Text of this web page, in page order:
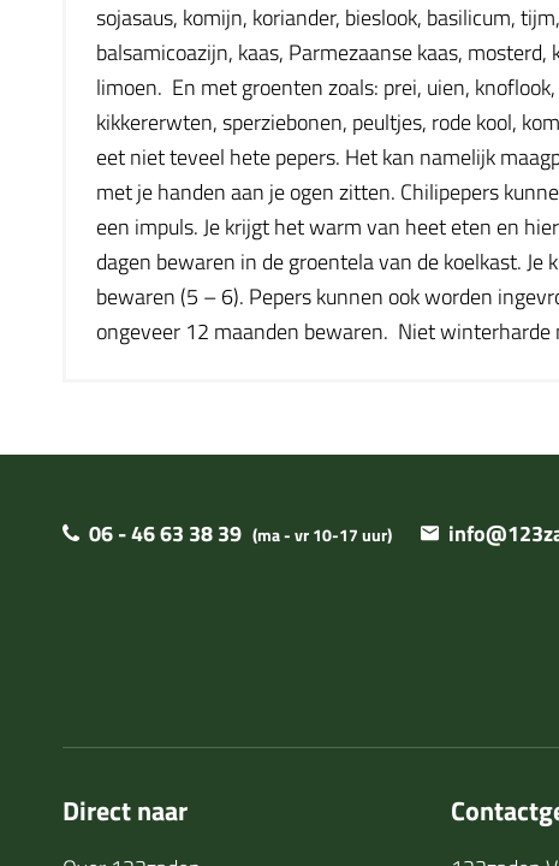
sojasaus, komijn, koriander, bieslook, basilicum,
balsamicoazijn, kaas, Parmezaanse kaas,
limoen. En met groenten zoals: prei, uien,
kikkererwten, sperziebonen, peultjes, rode kool,
eet niet teveel hete pepers. Het kan namelijk
met je handen aan je ogen zitten. Chilipepers
een impuls. Je krijgt het warm van heet eten en
dagen bewaren in de groentela van de koelkast.
bewaren (5 – 6). Pepers kunnen ook worden
ongeveer 12 maanden bewaren. Niet
06 - 46 63 38 39 (ma - vr 10-17 uur)
Direct naar